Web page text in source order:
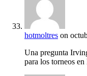
hotmoltres on
Una pregunta
para los torneos